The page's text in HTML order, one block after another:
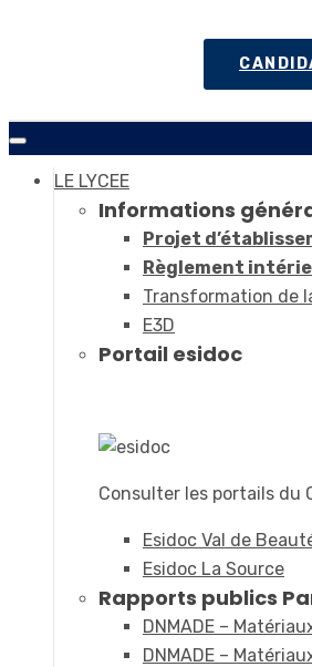
LE LYCEE
Informations
Projet
Règlement
Transformation de
E3D
Portail esidoc
Consulter les portails du
Esidoc Val de
Esidoc La Source
Rapports publics
DNMADE –
DNMADE –